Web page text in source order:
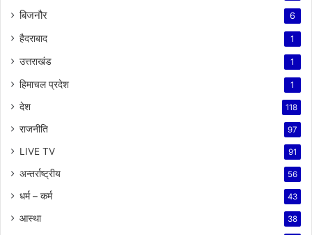
बिजनौर 6
हैदराबाद 1
उत्तराखंड 1
हिमाचल प्रदेश 1
देश 118
राजनीति 97
LIVE TV 91
अन्तर्राष्ट्रीय 56
धर्म – कर्म 43
आस्था 38